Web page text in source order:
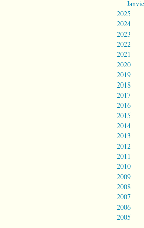
2025
2024
2023
2022
2021
2020
2019
2018
2017
2016
2015
2014
2013
2012
2011
2010
2009
2008
2007
2006
2005